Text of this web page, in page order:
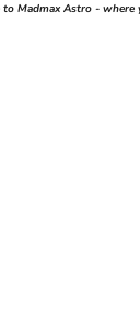
to Madmax Astro -